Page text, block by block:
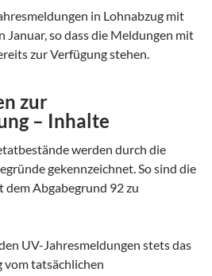
in Lohnabzug mit
Januar, so dass die Meldungen mit
zur Verfügung stehen.
zur
– Inhalte
werden durch die
gekennzeichnet. So sind die
Abgabegrund 92 zu
UV-Jahresmeldungen stets das
vom tatsächlichen